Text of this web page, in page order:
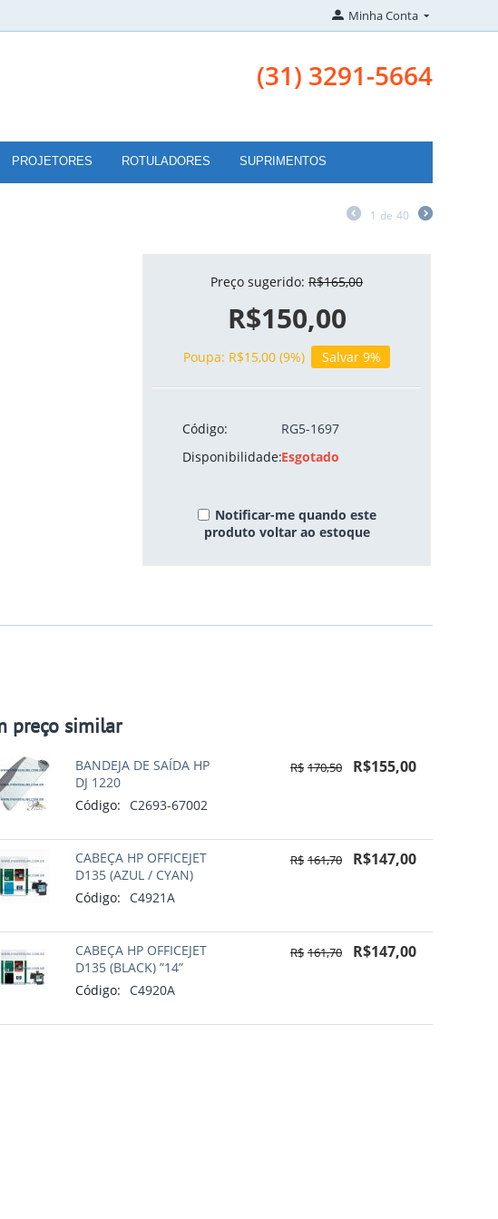
Minha Conta
(31) 3291-5664
PROJETORES ROTULADORES SUPRIMENTOS
1 de 40
Preço sugerido: R$165,00
R$150,00
Poupa: R$15,00 (9%) Salvar 9%
Código:
RG5-1697
Disponibilidade:Esgotado
Notificar-me quando este
produto voltar ao estoque
preço similar
BANDEJA DE SAÍDA HP
DJ 1220
Código:
C2693-67002
R$ 170,50 R$155,00
CABEÇA HP OFFICEJET
D135 (AZUL / CYAN)
Código:
C4921A
R$ 161,70 R$147,00
CABEÇA HP OFFICEJET
D135 (BLACK) ”14”
Código:
C4920A
R$ 161,70 R$147,00